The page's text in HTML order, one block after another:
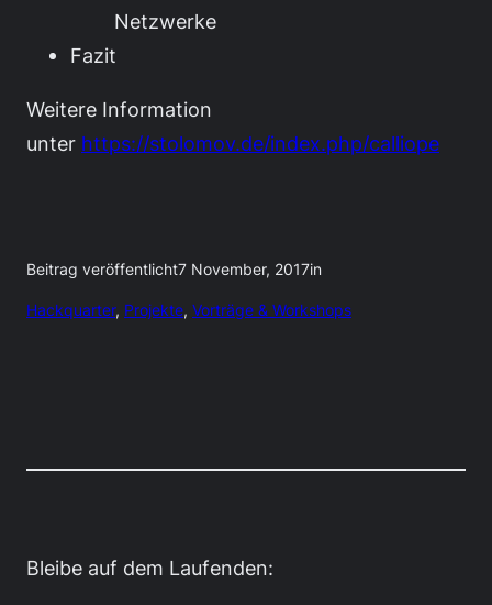
Netzwerke
Fazit
Weitere Information
unter https://stolomov.de/index.php/calliope
Beitrag veröffentlicht7 November, 2017in
Hackquarter, Projekte, Vorträge & Workshops
Bleibe auf dem Laufenden: